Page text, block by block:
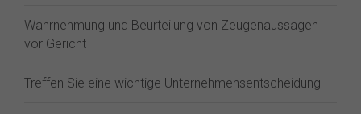
Wahrnehmung und Beurteilung von Zeugenaussagen
vor Gericht
Treffen Sie eine wichtige Unternehmensentscheidung